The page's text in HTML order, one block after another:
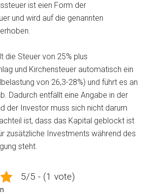
ist eien Form der
und wird auf die genannten
die Steuer von 25% plus
und Kirchensteuer automatisch ein
von 26,3-28%) und führt es an
Dadurch entfällt eine Angabe in der
der Investor muss sich nicht darum
ist, dass das Kapital geblockt ist
zusätzliche Investments während des
steht.
5/5 - (1 vote)